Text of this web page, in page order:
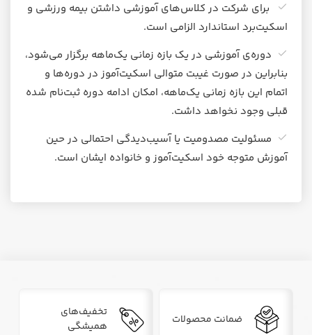
برای شرکت در کلاس‌های آموزشی داشتن بیمه ورزشی و
اسکیت‌برد استاندارد الزامی است.
دوره‌ی آموزشی در یک بازه زمانی یک‌ماهه برگزار می‌شود،
بنابراین در صورت غیبت متوالی اسکیت‌آموز در دوره‌ها و
اتمام این بازه زمانی یک‌ماهه، امکان ادامه دوره ثبت‌نام شده
قبلی وجود نخواهد داشت.
مسئولیت مصدومیت یا آسیب‌دیدگی احتمالی در حین
آموزش متوجه خود اسکیت‌آموز و خانواده ایشان است.
ضمانت محصولات
تخفیف‌های
همیشگی